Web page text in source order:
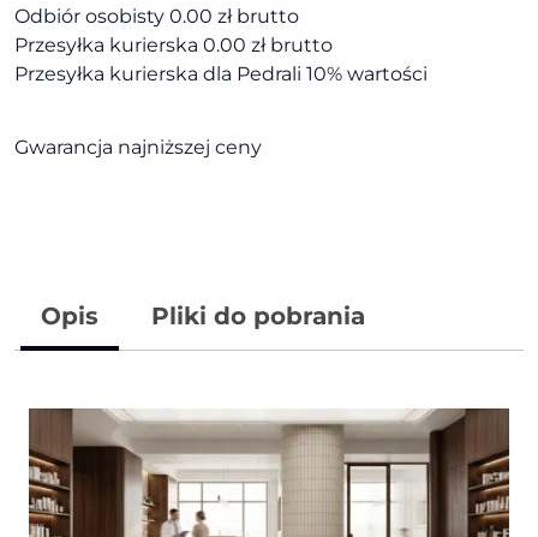
Odbiór osobisty 0.00 zł brutto
Przesyłka kurierska 0.00 zł brutto
Przesyłka kurierska dla Pedrali 10% wartości
Gwarancja najniższej ceny
Opis Pliki do pobrania